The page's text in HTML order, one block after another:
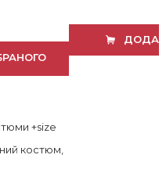
+size
костюм